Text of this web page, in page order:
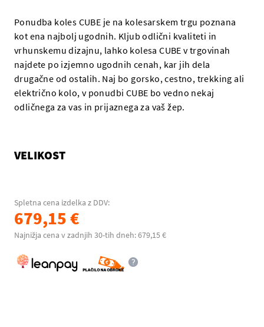
Ponudba koles CUBE je na kolesarskem trgu poznana
kot ena najbolj ugodnih. Kljub odlični kvaliteti in
vrhunskemu dizajnu, lahko kolesa CUBE v trgovinah
najdete po izjemno ugodnih cenah, kar jih dela
drugačne od ostalih. Naj bo gorsko, cestno, trekking ali
električno kolo, v ponudbi CUBE bo vedno nekaj
odličnega za vas in prijaznega za vaš žep.
VELIKOST
Spletna cena izdelka z DDV:
679,15 €
Najnižja cena v zadnjih 30-tih dneh: 679,15 €